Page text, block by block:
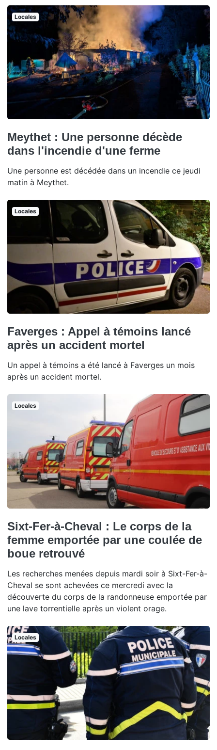
Locales
Meythet : Une personne décède
dans l'incendie d'une ferme
Une personne est décédée dans un incendie ce jeudi
matin à Meythet.
Locales
Faverges : Appel à témoins lancé
après un accident mortel
Un appel à témoins a été lancé à Faverges un mois
après un accident mortel.
Locales
Sixt-Fer-à-Cheval : Le corps de la
femme emportée par une coulée de
boue retrouvé
Les recherches menées depuis mardi soir à Sixt-Fer-à-
Cheval se sont achevées ce mercredi avec la
découverte du corps de la randonneuse emportée par
une lave torrentielle après un violent orage.
Locales